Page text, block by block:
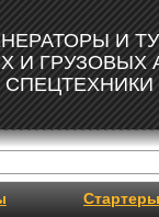
И
И ГРУЗОВЫХ
СПЕЦТЕХНИКИ
Стартеры